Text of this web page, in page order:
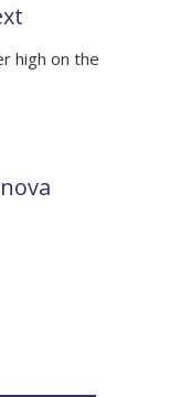
high on the